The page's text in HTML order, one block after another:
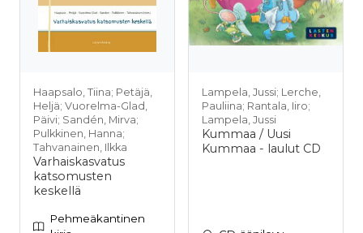
Haapsalo, Tiina; Petäjä,
Heljä; Vuorelma-Glad,
Päivi; Sandén, Mirva;
Pulkkinen, Hanna;
Tahvanainen, Ilkka
Varhaiskasvatus
katsomusten
keskellä
Pehmeäkantinen
Lampela, Jussi; Lerche,
Pauliina; Rantala, Iiro;
Lampela, Jussi
Kummaa / Uusi
Kummaa - laulut CD